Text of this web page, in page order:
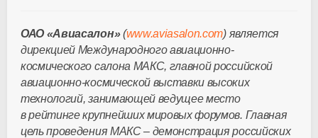
ОАО «Авиасалон»(www.aviasalon.com) является
дирекцией Международного авиационно-
космического салона МАКС, главной российской
авиационно-космической выставки высоких
технологий, занимающей ведущее место
в рейтинге крупнейших мировых форумов. Главная
цель проведения МАКС – демонстрация российских